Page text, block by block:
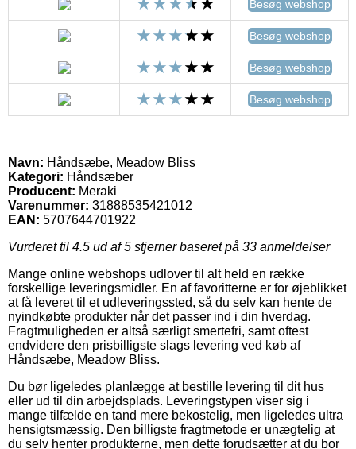
Besøg webshop
Besøg webshop
Besøg webshop
Besøg webshop
Navn: Håndsæbe, Meadow Bliss
Kategori: Håndsæber
Producent: Meraki
Varenummer: 31888535421012
EAN: 5707644701922
Vurderet til 4.5 ud af 5 stjerner baseret på 33 anmeldelser
Mange online webshops udlover til alt held en række
forskellige leveringsmidler. En af favoritterne er for øjeblikket
at få leveret til et udleveringssted, så du selv kan hente de
nyindkøbte produkter når det passer ind i din hverdag.
Fragtmuligheden er altså særligt smertefri, samt oftest
endvidere den prisbilligste slags levering ved køb af
Håndsæbe, Meadow Bliss.
Du bør ligeledes planlægge at bestille levering til dit hus
eller ud til din arbejdsplads. Leveringstypen viser sig i
mange tilfælde en tand mere bekostelig, men ligeledes ultra
hensigtsmæssig. Den billigste fragtmetode er unægtelig at
du selv henter produkterne, men dette forudsætter at du bor